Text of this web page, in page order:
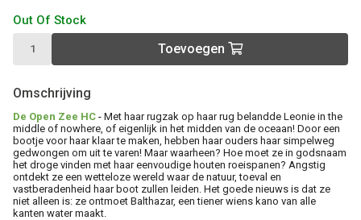
Out Of Stock
Toevoegen
Omschrijving
De Open Zee HC - Met haar rugzak op haar rug belandde Leonie in the
middle of nowhere, of eigenlijk in het midden van de oceaan! Door een
bootje voor haar klaar te maken, hebben haar ouders haar simpelweg
gedwongen om uit te varen! Maar waarheen? Hoe moet ze in godsnaam
het droge vinden met haar eenvoudige houten roeispanen? Angstig
ontdekt ze een wetteloze wereld waar de natuur, toeval en
vastberadenheid haar boot zullen leiden. Het goede nieuws is dat ze
niet alleen is: ze ontmoet Balthazar, een tiener wiens kano van alle
kanten water maakt.